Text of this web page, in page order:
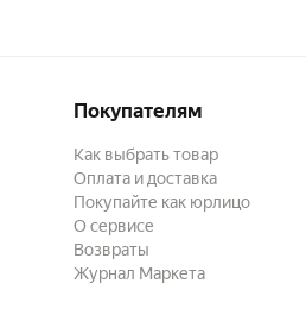
Покупателям
Как выбрать товар
Оплата и доставка
Покупайте как юрлицо
О сервисе
Возвраты
Журнал Маркета